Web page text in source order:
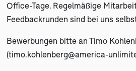
Office-Tage. Regelmäßige
Feedbackrunden sind bei uns
Bewerbungen bitte an Timo
(timo.kohlenberg@america-